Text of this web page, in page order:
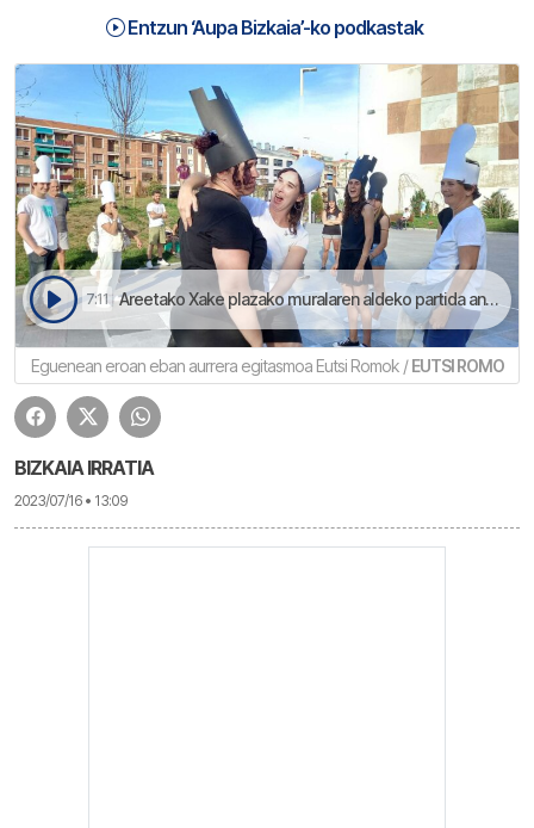
Entzun ‘Aupa Bizkaia’-ko podkastak
7:11 Areetako Xake plazako muralaren aldeko partida antolatu dau Eutsi Romok | Aupa Bizkaia
Eguenean eroan eban aurrera egitasmoa Eutsi Romok /EUTSI ROMO
BIZKAIA IRRATIA
2023/07/16 • 13:09